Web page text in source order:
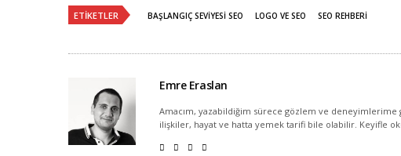
ETIKETLER BAŞLANGIÇ SEVIYESI SEO LOGO VE SEO SEO REHBERI
Emre Eraslan
Amacım, yazabildiğim sürece gözlem ve deneyimlerime
ilişkiler, hayat ve hatta yemek tarifi bile olabilir. Keyifle